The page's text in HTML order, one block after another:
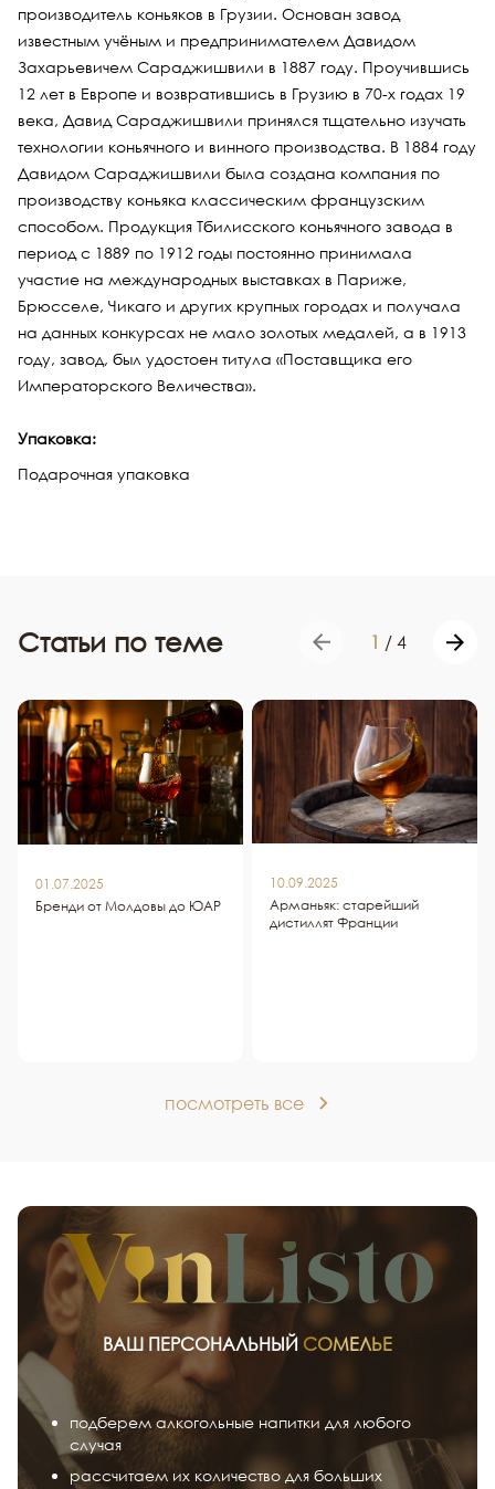
производитель коньяков в Грузии. Основан завод
известным учёным и предпринимателем Давидом
Захарьевичем Сараджишвили в 1887 году. Проучившись
12 лет в Европе и возвратившись в Грузию в 70-х годах 19
века, Давид Сараджишвили принялся тщательно изучать
технологии коньячного и винного производства. В 1884 году
Давидом Сараджишвили была создана компания по
производству коньяка классическим французским
способом. Продукция Тбилисского коньячного завода в
период с 1889 по 1912 годы постоянно принимала
участие на международных выставках в Париже,
Брюсселе, Чикаго и других крупных городах и получала
на данных конкурсах не мало золотых медалей, а в 1913
году, завод, был удостоен титула «Поставщика его
Императорского Величества».
Упаковка:
Подарочная упаковка
Статьи по теме 1 / 4
01.07.2025
Бренди от Молдовы до ЮАР
10.09.2025
Арманьяк: старейший
дистиллят Франции
посмотреть все
ВАШ ПЕРСОНАЛЬНЫЙ СОМЕЛЬЕ
подберем алкогольные напитки для любого
случая
рассчитаем их количество для больших